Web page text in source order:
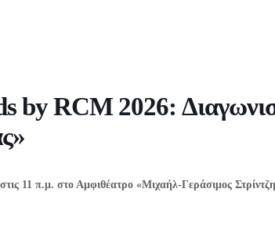
by RCM 2026:
11 π.μ. στο Αμφιθέατρο «Μιχαήλ-Γεράσιμος